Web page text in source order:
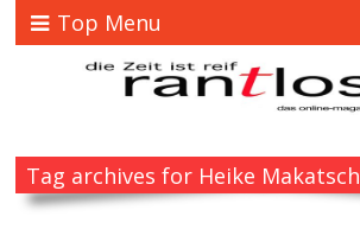
Top Menu
Tag archives for Heike Makatsch